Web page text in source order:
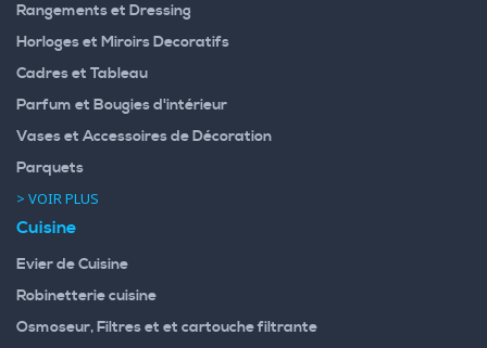
Rangements et Dressing
Horloges et Miroirs Decoratifs
Cadres et Tableau
Parfum et Bougies d'intérieur
Vases et Accessoires de Décoration
Parquets
> VOIR PLUS
Cuisine
Evier de Cuisine
Robinetterie cuisine
Osmoseur, Filtres et et cartouche filtrante